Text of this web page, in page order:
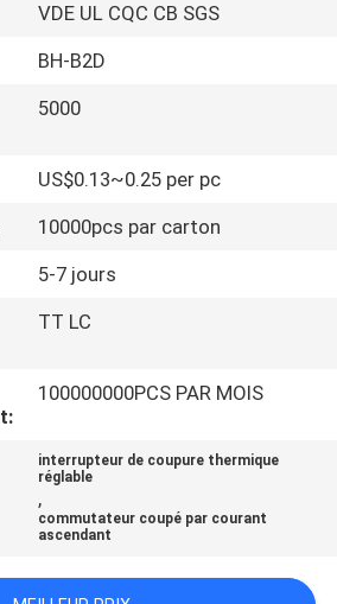
VDE UL CQC CB SGS
BH-B2D
5000
US$0.13~0.25 per pc
10000pcs par carton
5-7 jours
TT LC
100000000PCS PAR MOIS
interrupteur de coupure thermique
réglable
,
commutateur coupé par courant
ascendant